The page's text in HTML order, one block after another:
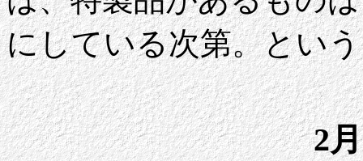
にしている次第。とい
2